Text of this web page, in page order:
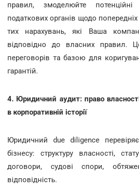
правил, змоделюйте
податкових органів щодо
тих нарахувань, які Ваша
відповідно до власних правил.
переговорів та базою для
гарантій.
4. Юридичний аудит: право
в корпоративній історії
Юридичний due diligence
бізнесу: структуру власності,
договори, судові спори,
відповідність.